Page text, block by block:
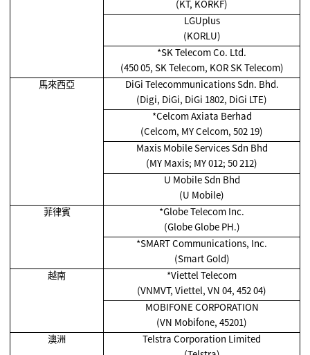
(KT, KORKF)
LGUplus
(KORLU)
*SK Telecom Co. Ltd.
(450 05, SK Telecom, KOR SK Telecom)
馬來西亞
DiGi Telecommunications Sdn. Bhd.
(Digi, DiGi, DiGi 1802, DiGi LTE)
*Celcom Axiata Berhad
(Celcom, MY Celcom, 502 19)
Maxis Mobile Services Sdn Bhd
(MY Maxis; MY 012; 50 212)
U Mobile Sdn Bhd
(U Mobile)
菲律賓
*Globe Telecom Inc.
(Globe Globe PH.)
*SMART Communications, Inc.
(Smart Gold)
越南
*Viettel Telecom
(VNMVT, Viettel, VN 04, 452 04)
MOBIFONE CORPORATION
(VN Mobifone, 45201)
澳洲
Telstra Corporation Limited